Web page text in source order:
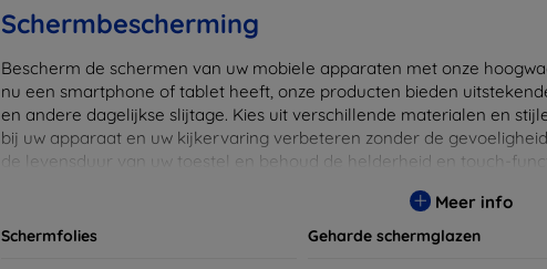
Schermbescherming
Bescherm de schermen van uw mobiele apparaten met onze
nu een smartphone of tablet heeft, onze producten bieden
en andere dagelijkse slijtage. Kies uit verschillende materialen en
bij uw apparaat en uw kijkervaring verbeteren zonder de
de levensduur van uw toestel en behoud de helderheid en touch-
Meer info
Schermfolies Geharde schermglazen